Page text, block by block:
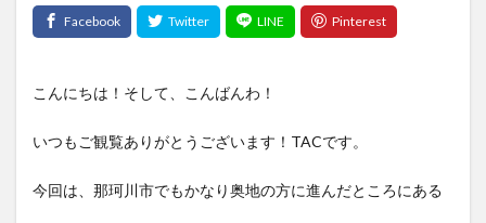
こんにちは！そして、こんばんわ！
いつもご観覧ありがとうございます！TACです。
今回は、那珂川市でもかなり奥地の方に進んだところにある